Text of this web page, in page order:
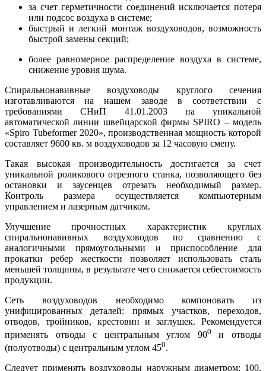
за счет герметичности соединений исключается потеря
или подсос воздуха в системе;
быстрый и легкий монтаж воздуховодов, возможность
быстрой замены секций;
более равномерное распределение воздуха в системе,
снижение уровня шума.
Спиральнонавивные воздуховоды круглого сечения
изготавливаются на нашем заводе в соответствии с
требованиями СНиП 41.01.2003 на уникальной
автоматической линии швейцарской фирмы SPIRO – модель
«Spiro Tubeformer 2020», производственная мощность которой
составляет 9600 кв. м воздуховодов за 12 часовую смену.
Такая высокая производительность достигается за счет
уникальной роликового отрезного станка, позволяющего без
остановки и заусенцев отрезать необходимый размер.
Контроль размера осуществляется компьютерным
управлением и лазерным датчиком.
Улучшение прочностных характеристик круглых
спиральнонавивных воздуховодов по сравнению с
аналогичными прямоугольными и приспособление для
прокатки ребер жесткости позволяет использовать сталь
меньшей толщины, в результате чего снижается себестоимость
продукции.
Сеть воздуховодов необходимо компоновать из
унифицированных деталей: прямых участков, переходов,
отводов, тройников, крестовин и заглушек. Рекомендуется
применять отводы с центральным углом 900
и отводы
(полуотводы) с центральным углом 450.
Следует применять воздуховоды наружным диаметром: 100,